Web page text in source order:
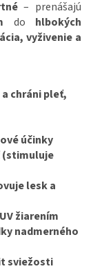
– prenášajú
do hlbokých
vyživenie a
chráni pleť,
účinky
(stimuluje
lesk a
žiarením
nadmerného
sviežosti